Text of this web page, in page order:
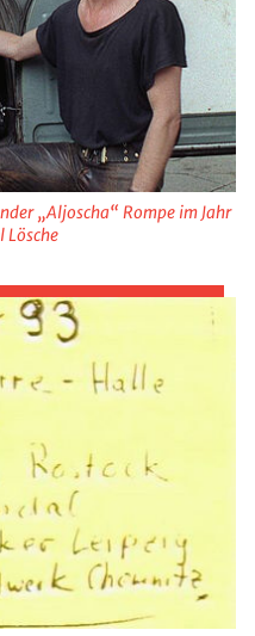
„Aljoscha“ Rompe im Jahr
Lösche